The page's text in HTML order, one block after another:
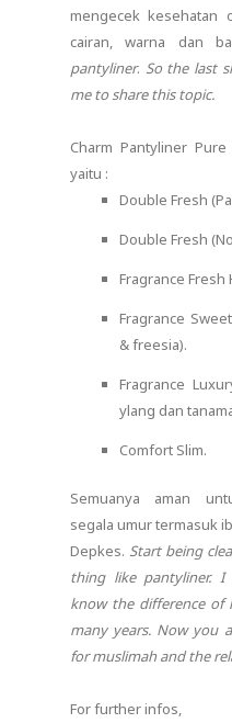
mengecek kesehatan
cairan, warna dan
pantyliner. So the last
me to share this topic.
Charm Pantyliner
yaitu :
Double Fresh
Double Fresh
Fragrance Fresh
Fragrance
& freesia).
Fragrance
ylang dan
Comfort Slim.
Semuanya aman
segala umur termasuk
Depkes. Start being
thing like pantyliner. I
know the difference of
many years. Now you
for muslimah and the
For further infos,